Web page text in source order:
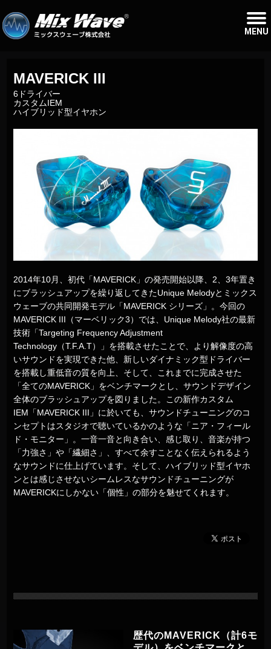
MENU
MAVERICK III
6ドライバー
カスタムIEM
ハイブリッド型イヤホン
2014年10月、初代「MAVERICK」の発売開始以降、2、3年置き
にブラッシュアップを繰り返してきたUnique Melodyとミックス
ウェーブの共同開発モデル「MAVERICK シリーズ」。今回の
MAVERICK III（マーベリック3）では、Unique Melody社の最新
技術「Targeting Frequency Adjustment
Technology（T.F.A.T）」を搭載させたことで、より解像度の高
いサウンドを実現できた他、新しいダイナミック型ドライバー
を搭載し重低音の質を向上、そして、これまでに完成させた
「全てのMAVERICK」をベンチマークとし、サウンドデザイン
全体のブラッシュアップを図りました。この新作カスタム
IEM「MAVERICK III」に於いても、サウンドチューニングのコ
ンセプトはスタジオで聴いているかのような「ニア・フィール
ド・モニター」。一音一音と向き合い、感じ取り、音楽が持つ
「力強さ」や「繊細さ」、すべて余すことなく伝えられるよう
なサウンドに仕上げています。そして、ハイブリッド型イヤホ
ンとは感じさせないシームレスなサウンドチューニングが
MAVERICKにしかない「個性」の部分を魅せてくれます。
歴代のMAVERICK（計6モ